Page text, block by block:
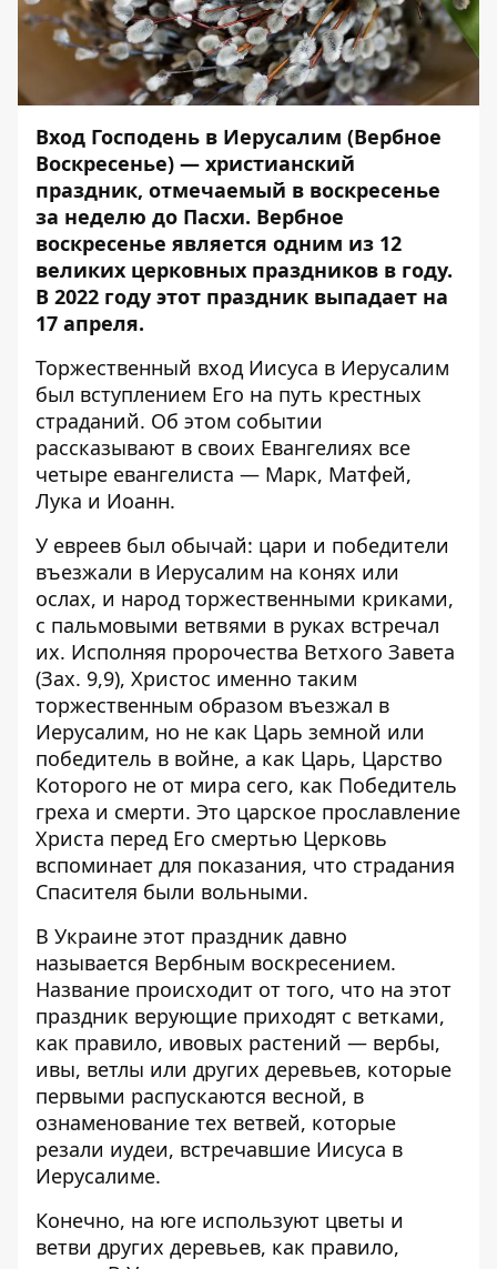
Вход Господень в Иерусалим (Вербное
Воскресенье) — христианский
праздник, отмечаемый в воскресенье
за неделю до Пасхи. Вербное
воскресенье является одним из 12
великих церковных праздников в году.
В 2022 году этот праздник выпадает на
17 апреля.
Торжественный вход Иисуса в Иерусалим
был вступлением Его на путь крестных
страданий. Об этом событии
рассказывают в своих Евангелиях все
четыре евангелиста — Марк, Матфей,
Лука и Иоанн.
У евреев был обычай: цари и победители
въезжали в Иерусалим на конях или
ослах, и народ торжественными криками,
с пальмовыми ветвями в руках встречал
их. Исполняя пророчества Ветхого Завета
(Зах. 9,9), Христос именно таким
торжественным образом въезжал в
Иерусалим, но не как Царь земной или
победитель в войне, а как Царь, Царство
Которого не от мира сего, как Победитель
греха и смерти. Это царское прославление
Христа перед Его смертью Церковь
вспоминает для показания, что страдания
Спасителя были вольными.
В Украине этот праздник давно
называется Вербным воскресением.
Название происходит от того, что на этот
праздник верующие приходят с ветками,
как правило, ивовых растений — вербы,
ивы, ветлы или других деревьев, которые
первыми распускаются весной, в
ознаменование тех ветвей, которые
резали иудеи, встречавшие Иисуса в
Иерусалиме.
Конечно, на юге используют цветы и
ветви других деревьев, как правило,